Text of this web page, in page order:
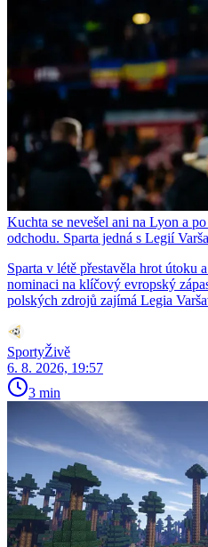
Kuchta se nevešel ani na Lyon a
odchodu. Sparta jedná s Legií
Sparta v létě přestavěla hrot útoku
nominaci na klíčový evropský
polských zdrojů zajímá Legia
SportyŽivě
6. 8. 2026, 19:57
3 min